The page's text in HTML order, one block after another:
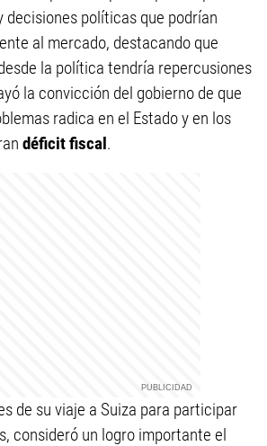
decisiones políticas que podrían
al mercado, destacando que
la política tendría repercusiones
la convicción del gobierno de que
radica en el Estado y en los
déficit fiscal.
de su viaje a Suiza para participar
consideró un logro importante el